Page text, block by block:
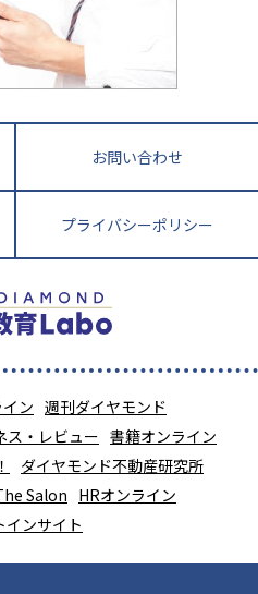
崎県 熊本県
沖縄県
解説！ 大学受験の羅
お問い合わせ
プライバシーポリシー
ン 週刊ダイヤモンド
ス・レビュー 書籍オンライン
ダイヤモンド不動産研究所
Salon HRオンライン
インサイト